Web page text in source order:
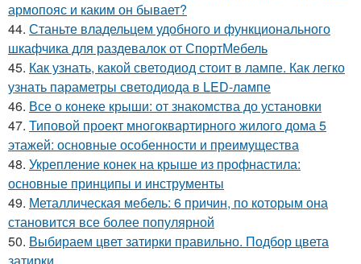
армопояс и каким он бывает?
44. Станьте владельцем удобного и функционального
шкафчика для раздевалок от СпортМебель
45. Как узнать, какой светодиод стоит в лампе. Как легко
узнать параметры светодиода в LED-лампе
46. Все о конеке крыши: от знакомства до установки
47. Типовой проект многоквартирного жилого дома 5
этажей: основные особенности и преимущества
48. Укрепление конек на крыше из профнастила:
основные принципы и инструменты
49. Металлическая мебель: 6 причин, по которым она
становится все более популярной
50. Выбираем цвет затирки правильно. Подбор цвета